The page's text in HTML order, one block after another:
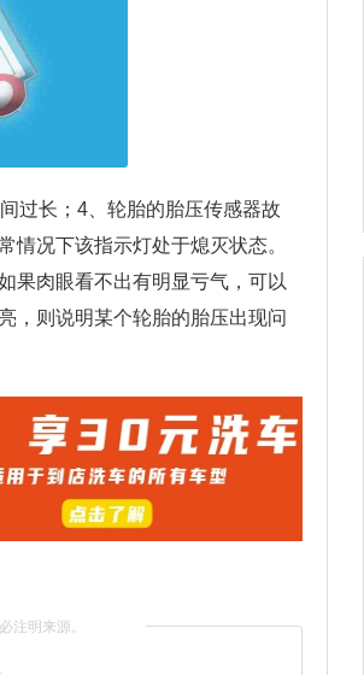
过长；4、轮胎的胎压传感器故
情况下该指示灯处于熄灭状态。
果肉眼看不出有明显亏气，可以
，则说明某个轮胎的胎压出现问
注明来源。